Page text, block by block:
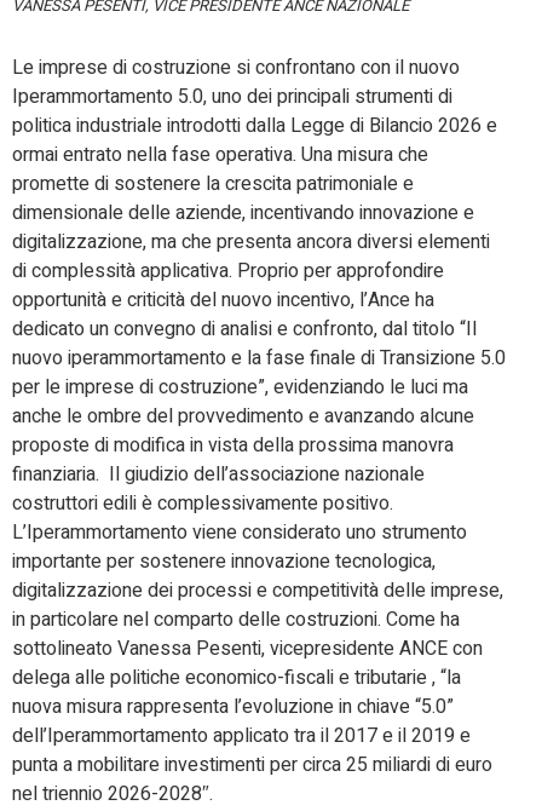
VANESSA PESENTI, VICE PRESIDENTE ANCE NAZIONALE
Le imprese di costruzione si confrontano con il nuovo
Iperammortamento 5.0, uno dei principali strumenti di
politica industriale introdotti dalla Legge di Bilancio 2026 e
ormai entrato nella fase operativa. Una misura che
promette di sostenere la crescita patrimoniale e
dimensionale delle aziende, incentivando innovazione e
digitalizzazione, ma che presenta ancora diversi elementi
di complessità applicativa. Proprio per approfondire
opportunità e criticità del nuovo incentivo, l’Ance ha
dedicato un convegno di analisi e confronto, dal titolo “Il
nuovo iperammortamento e la fase finale di Transizione 5.0
per le imprese di costruzione”, evidenziando le luci ma
anche le ombre del provvedimento e avanzando alcune
proposte di modifica in vista della prossima manovra
finanziaria. Il giudizio dell’associazione nazionale
costruttori edili è complessivamente positivo.
L’Iperammortamento viene considerato uno strumento
importante per sostenere innovazione tecnologica,
digitalizzazione dei processi e competitività delle imprese,
in particolare nel comparto delle costruzioni. Come ha
sottolineato Vanessa Pesenti, vicepresidente ANCE con
delega alle politiche economico-fiscali e tributarie , “la
nuova misura rappresenta l’evoluzione in chiave “5.0”
dell’Iperammortamento applicato tra il 2017 e il 2019 e
punta a mobilitare investimenti per circa 25 miliardi di euro
nel triennio 2026-2028″.